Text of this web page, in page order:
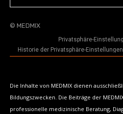
© MEDMIX
Privatsphäre-
Historie der Privatsphäre-Einstellungen
Die Inhalte von MEDMIX dienen
Bildungszwecken. Die Beiträge der
professionelle medizinische Beratung,